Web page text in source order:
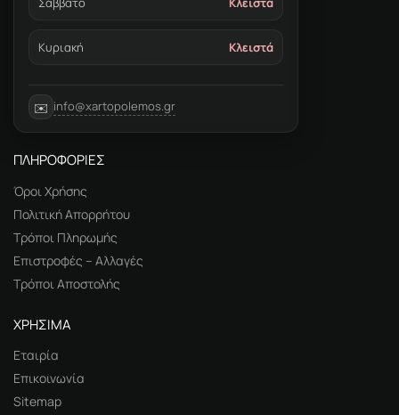
Κυριακή Κλειστά
✉️ info@xartopolemos.gr
ΠΛΗΡΟΦΟΡΙΕΣ
Όροι Χρήσης
Πολιτική Απορρήτου
Τρόποι Πληρωμής
Επιστροφές – Αλλαγές
Τρόποι Αποστολής
ΧΡΗΣΙΜΑ
Εταιρία
Επικοινωνία
Sitemap